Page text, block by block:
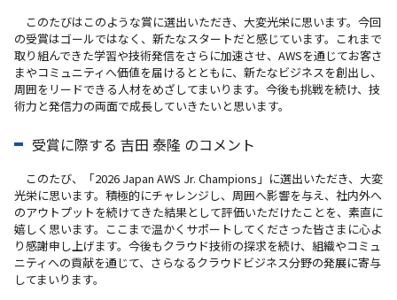
このたびはこのような賞に選出いただき、大変光栄に思います。今回
の受賞はゴールではなく、新たなスタートだと感じています。これまで
取り組んできた学習や技術発信をさらに加速させ、AWSを通じてお客さ
まやコミュニティへ価値を届けるとともに、新たなビジネスを創出し、
周囲をリードできる人材をめざしてまいります。今後も挑戦を続け、技
術力と発信力の両面で成長していきたいと思います。
受賞に際する 吉田 泰隆 のコメント
このたび、「2026 Japan AWS Jr. Champions」に選出いただき、大変
光栄に思います。積極的にチャレンジし、周囲へ影響を与え、社内外へ
のアウトプットを続けてきた結果として評価いただけたことを、素直に
嬉しく思います。ここまで温かくサポートしてくださった皆さまに心よ
り感謝申し上げます。今後もクラウド技術の探求を続け、組織やコミュ
ニティへの貢献を通じて、さらなるクラウドビジネス分野の発展に寄与
してまいります。